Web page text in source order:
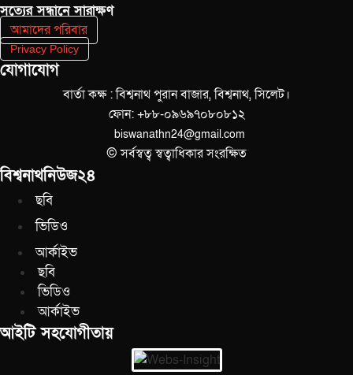
সত‌্যের সন্ধানে সারাক্ষণ
আমাদের পরিবার
Privacy Policy
যোগাযোগ
বার্তা কক্ষ : বিশ্বনাথ পুরান বাজার, বিশ্বনাথ, সিলেট।
ফোন: +৮৮-০৯৬৯৭০৮০৮১২
biswanathn24@gmail.com
© সর্বস্বত্ব স্বত্বাধিকার সংরক্ষিত
বিশ্বনাথনিউজ২৪
ছবি
ভিডিও
আর্কাইভ
ছবি
ভিডিও
আর্কাইভ
আইটি সহযোগীতায়